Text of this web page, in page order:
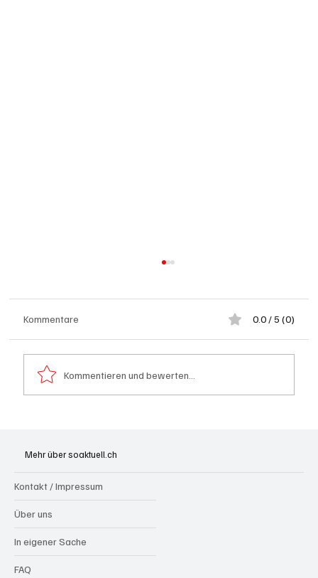
aufrütteln
Kommentare 0.0 / 5 (0)
Kommentieren und bewerten...
Mehr über soaktuell.ch
Kontakt / Impressum
Über uns
In eigener Sache
FAQ